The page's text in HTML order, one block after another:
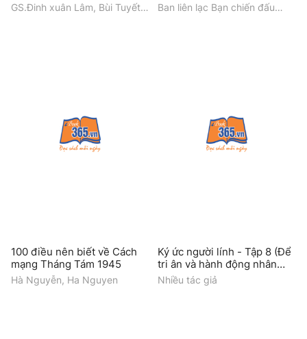
GS.Đinh xuân Lâm, Bùi Tuyết
Ban liên lạc Bạn chiến đấu
100 điều nên biết về Cách
mạng Tháng Tám 1945
Hà Nguyễn, Ha Nguyen
Ký ức người lính - Tập 8 (Để
tri ân và hành động nhân
nghĩa hơn)
Nhiều tác giả